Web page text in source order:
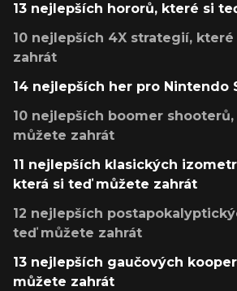
13 nejlepších hororů, které si
10 nejlepších 4X strategií,
zahrát
14 nejlepších her pro Nintendo
10 nejlepších boomer
můžete zahrát
11 nejlepších klasických
která si teď můžete zahrát
12 nejlepších
teď můžete zahrát
13 nejlepších gaučových
můžete zahrát